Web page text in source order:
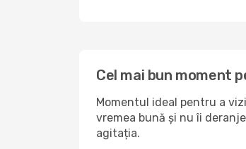
Cel mai bun moment
Momentul ideal pentru a
vremea bună și nu îi
agitația.